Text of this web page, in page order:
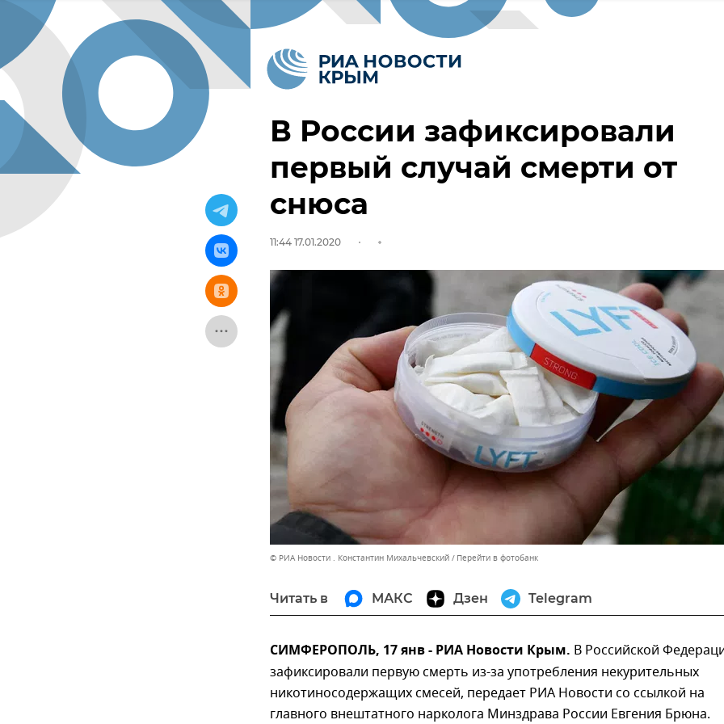
В России зафиксировали
первый случай смерти от
снюса
11:44 17.01.2020
© РИА Новости . Константин Михальчевский Перейти в фотобанк
Читать в МАКС Дзен Telegram
СИМФЕРОПОЛЬ, 17 янв - РИА Новости Крым. В Российской
зафиксировали первую смерть из-за употребления некурительных
никотиносодержащих смесей, передает РИА Новости со ссылкой на
главного внештатного нарколога Минздрава России Евгения Брюна.